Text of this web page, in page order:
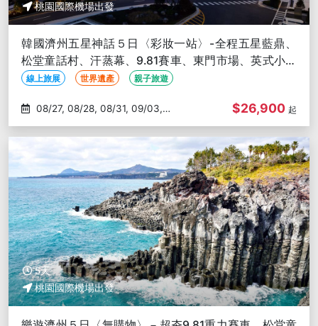
桃園國際機場出發
韓國濟州五星神話５日〈彩妝一站〉-全程五星藍鼎、
松堂童話村、汗蒸幕、9.81賽車、東門市場、英式小火
車、跆拳道秀
線上旅展 世界遺產 親子旅遊
09/04
$26,900 起
5天
桃園國際機場出發